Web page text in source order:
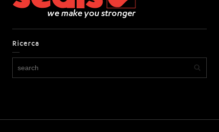
Ricerca